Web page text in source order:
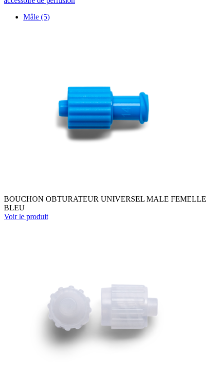
Mâle (5)
BOUCHON OBTURATEUR UNIVERSEL MALE FEMELLE
BLEU
Voir le produit